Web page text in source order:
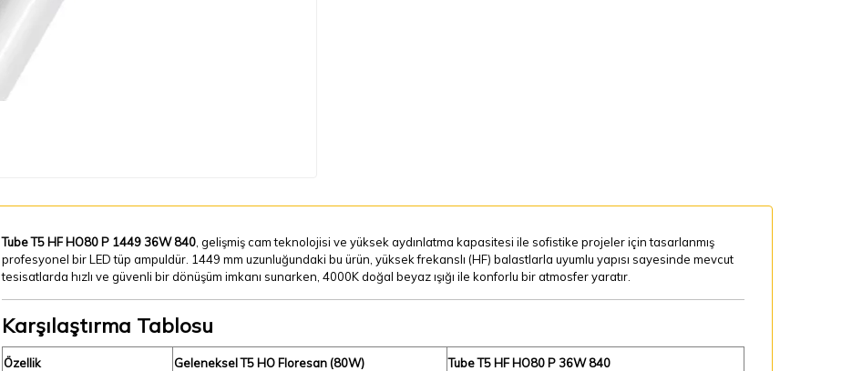
Tube T5 HF HO80 P 1449 36W 840, gelişmiş cam teknolojisi ve yüksek aydınlatma kapasitesi ile sofistike projeler için tasarlanmış
profesyonel bir LED tüp ampuldür. 1449 mm uzunluğundaki bu ürün, yüksek frekanslı (HF) balastlarla uyumlu yapısı sayesinde mevcut
tesisatlarda hızlı ve güvenli bir dönüşüm imkanı sunarken, 4000K doğal beyaz ışığı ile konforlu bir atmosfer yaratır.
Karşılaştırma Tablosu
Özellik Geleneksel T5 HO Floresan (80W) Tube T5 HF HO80 P 36W 840